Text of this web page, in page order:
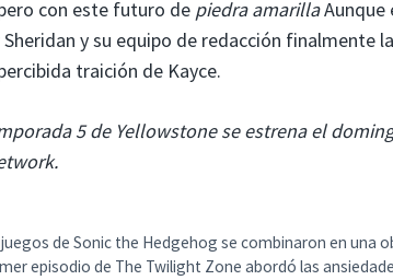
con este futuro de piedra amarillaAunque
y su equipo de redacción finalmente
traición de Kayce.
5 de Yellowstone se estrena el
de Sonic the Hedgehog se combinaron en una
episodio de The Twilight Zone abordó las